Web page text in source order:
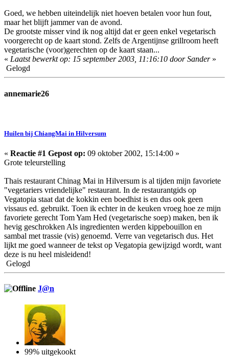
Goed, we hebben uiteindelijk niet hoeven betalen voor hun fout,
maar het blijft jammer van de avond.
De grootste misser vind ik nog altijd dat er geen enkel vegetarisch
voorgerecht op de kaart stond. Zelfs de Argentijnse grillroom heeft
vegetarische (voor)gerechten op de kaart staan...
« Laatst bewerkt op: 15 september 2003, 11:16:10 door Sander»
Gelogd
annemarie26
Huilen bij ChiangMai in Hilversum
« Reactie #1 Gepost op: 09 oktober 2002, 15:14:00 »
Grote teleurstelling
Thais restaurant Chinag Mai in Hilversum is al tijden mijn favoriete
"vegetariers vriendelijke" restaurant. In de restaurantgids op
Vegatopia staat dat de kokkin een boedhist is en dus ook geen
vissaus ed. gebruikt. Toen ik echter in de keuken vroeg hoe ze mijn
favoriete gerecht Tom Yam Hed (vegetarische soep) maken, ben ik
hevig geschrokken Als ingredienten werden kippebouillon en
sambal met trassie (vis) genoemd. Verre van vegetarisch dus. Het
lijkt me goed wanneer de tekst op Vegatopia gewijzigd wordt, want
deze is nu heel misleidend!
Gelogd
J@n
99% uitgekookt